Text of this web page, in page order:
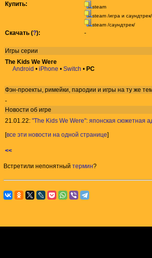
Купить:
steam
steam /игра и саундтрек/
steam /саундтрек/
Скачать (?): -
Игры серии
The Kids We Were
Android • iPhone • Switch • PC
Фэн-проекты, римейки, пародии и игры на ту же
-
Новости об игре
21.01.22: "The Kids We Were": японская сюжетная
[все эти новости на одной странице]
<<
Встретили непонятный термин?